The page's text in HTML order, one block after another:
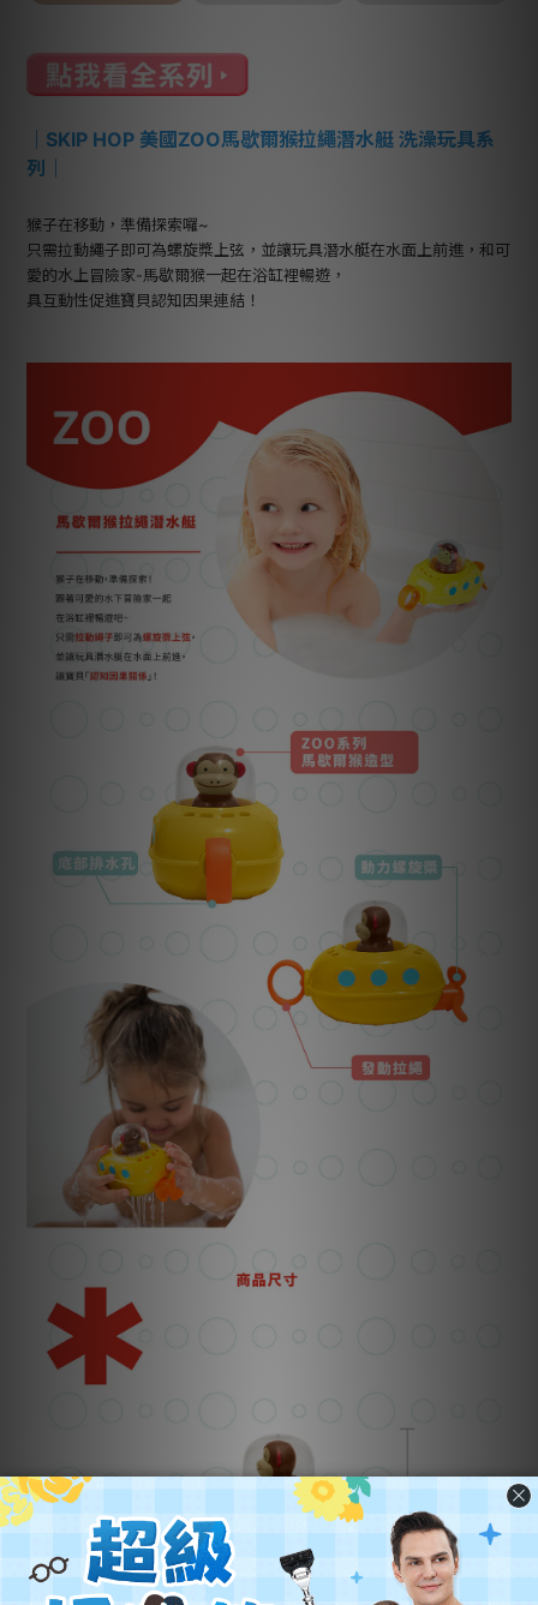
SKIP HOP 美國ZOO馬歇爾猴拉繩潛水艇 洗澡玩具系
列
猴子在移動，準備探索囉~
只需拉動繩子即可為螺旋槳上弦，並讓玩具潛水艇在水面上前進，和可
愛的水上冒險家-馬歇爾猴一起在浴缸裡暢遊，
具互動性促進寶貝認知因果連結！